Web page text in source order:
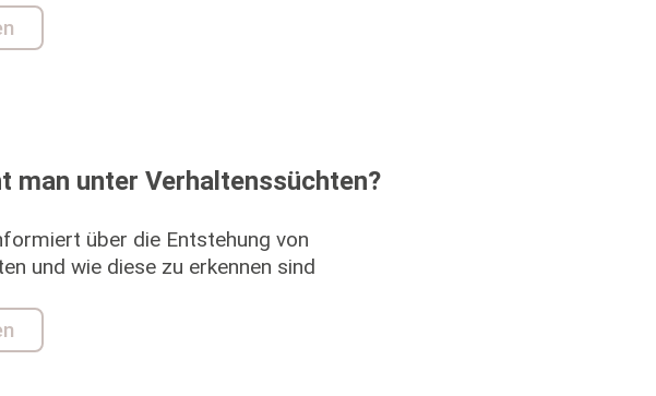
man unter Verhaltenssüchten?
über die Entstehung von
und wie diese zu erkennen sind